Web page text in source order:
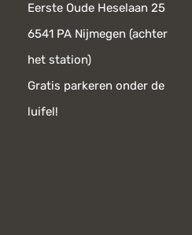
Eerste Oude Heselaan 25
6541 PA Nijmegen (achter
het station)
Gratis parkeren onder de
luifel!